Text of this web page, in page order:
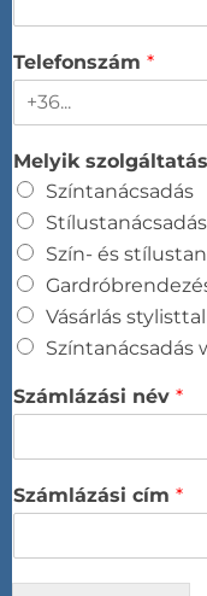
Telefonszám *
Melyik
Színtanácsadás​
Szín- és
Vásárlás stylisttal​
Színtanácsadás
Számlázási név *
Számlázási cím *